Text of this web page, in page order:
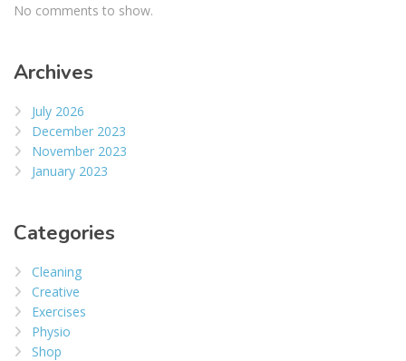
No comments to show.
Archives
July 2026
December 2023
November 2023
January 2023
Categories
Cleaning
Creative
Exercises
Physio
Shop